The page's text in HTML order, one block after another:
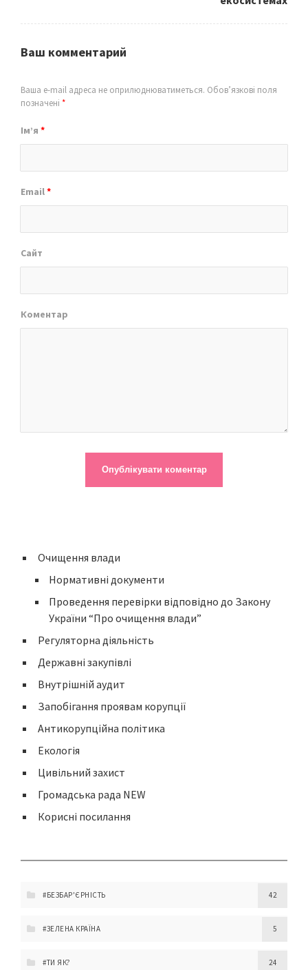
Ваш комментарий
Ваша e-mail адреса не оприлюднюватиметься. Обов’язкові поля
позначені *
Ім’я *
Email*
Сайт
Коментар
Очищення влади
Нормативні документи
Проведення перевірки відповідно до Закону
України “Про очищення влади”
Регуляторна діяльність
Державні закупівлі
Внутрішній аудит
Запобігання проявам корупції
Антикорупційна політика
Екологія
Цивільний захист
Громадська рада NEW
Корисні посилання
#БЕЗБАР'ЄРНІСТЬ 42
#ЗЕЛЕНА КРАЇНА 5
#ТИ ЯК? 24